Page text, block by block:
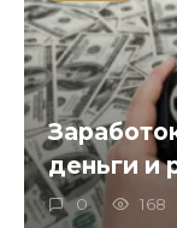
деньги и
0 168